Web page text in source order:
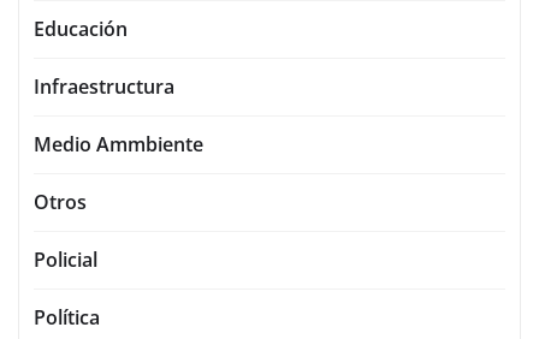
Educación
Infraestructura
Medio Ammbiente
Otros
Policial
Política